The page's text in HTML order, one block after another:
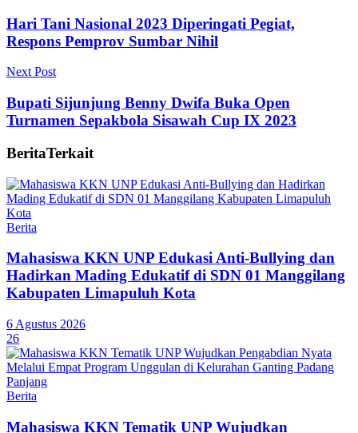
Hari Tani Nasional 2023 Diperingati Pegiat,
Respons Pemprov Sumbar Nihil
Next Post
Bupati Sijunjung Benny Dwifa Buka Open
Turnamen Sepakbola Sisawah Cup IX 2023
BeritaTerkait
Berita
Mahasiswa KKN UNP Edukasi Anti-Bullying dan
Hadirkan Mading Edukatif di SDN 01 Manggilang
Kabupaten Limapuluh Kota
6 Agustus 2026
26
Berita
Mahasiswa KKN Tematik UNP Wujudkan